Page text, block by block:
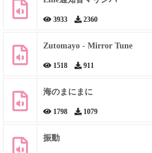
3933 2360
Zutomayo - Mirror Tune
1518 911
海のまにまに
1798 1079
振動